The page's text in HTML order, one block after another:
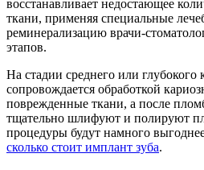
восстанавливает недостающее
ткани, применяя специальные
реминерализацию врачи-
этапов.
На стадии среднего или глубокого
сопровождается обработкой
поврежденные ткани, а после
тщательно шлифуют и полируют
процедуры будут намного
сколько стоит имплант зуба.